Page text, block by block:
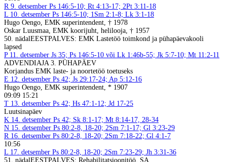
R9. detsember Ps 146:5-10; Rt 4:13-17; 2Pt 3:11-18
L 10. detsember Ps 146:5-10; 1Sm 2:1-8; Lk 3:1-18
Hugo Oengo, EMK superintendent, † 1978
Oskar Luusmaa, EMK koorijuht, helilooja, † 1957
50. nädalEESTPALVES: EMK Lastetöö toimkond ja pühapäevakooli
lapsed
P11. detsember Js 35; Ps 146:5-10 või Lk 1:46b-55; Jk 5:7-10; Mt 11:2-11
ADVENDIAJA 3. PÜHAPÄEV
Korjandus EMK laste- ja noortetöö toetuseks
E 12. detsember Ps 42; Js 29:17-24; Ap 5:12-16
Hugo Oengo, EMK superintendent, * 1907
09:09 15:21
T 13. detsember Ps 42; Hs 47:1-12; Jd 17-25
Luutsinapäev
K 14. detsember Ps 42; Sk 8:1-17; Mt 8:14-17, 28-34
N 15. detsember Ps 80:2-8, 18-20; 2Sm 7:1-17; Gl 3:23-29
R16. detsember Ps 80:2-8, 18-20; 2Sm 7:18-22; Gl 4:1-7
10:56
L 17. detsember Ps 80:2-8, 18-20; 2Sm 7:23-29; Jh 3:31-36
51. nädalEESTPALVES: Rehabilitatsioonitöö, SA